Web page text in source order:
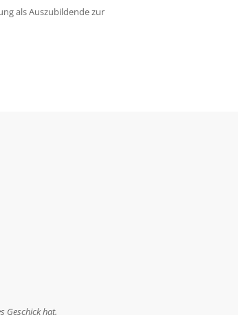
als Auszubildende zur